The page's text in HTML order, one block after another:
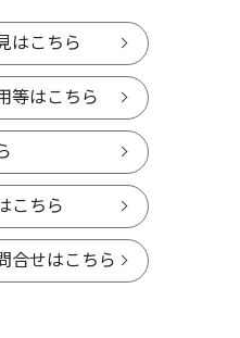
はこちら
等はこちら
こちら
合せはこちら